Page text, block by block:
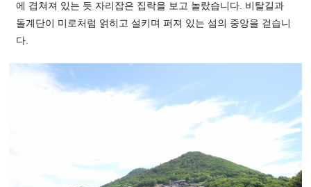
에 겹쳐져 있는 듯 자리잡은 집락을 보고 놀랐습니다. 비탈길과
돌계단이 미로처럼 얽히고 설키며 퍼져 있는 섬의 중앙을 걷습니
다.